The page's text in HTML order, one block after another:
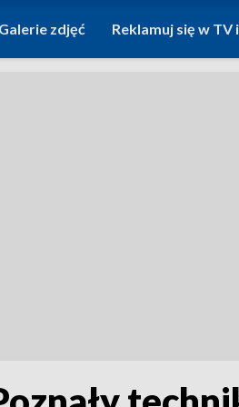
Galerie zdjęć Reklamuj się w TV